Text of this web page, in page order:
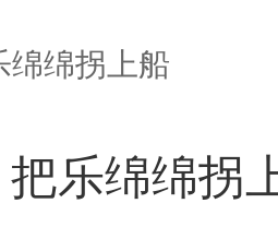
绵绵拐上船
乐绵绵拐